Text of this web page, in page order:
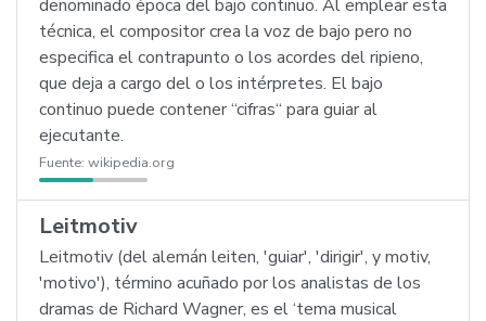
denominado época del bajo continuo. Al emplear esta
técnica, el compositor crea la voz de bajo pero no
especifica el contrapunto o los acordes del ripieno,
que deja a cargo del o los intérpretes. El bajo
continuo puede contener ‘‘cifras‘‘ para guiar al
ejecutante.
Fuente: wikipedia.org
Leitmotiv
Leitmotiv (del alemán leiten, 'guiar', 'dirigir', y motiv,
'motivo'), término acuñado por los analistas de los
dramas de Richard Wagner, es el ‘tema musical